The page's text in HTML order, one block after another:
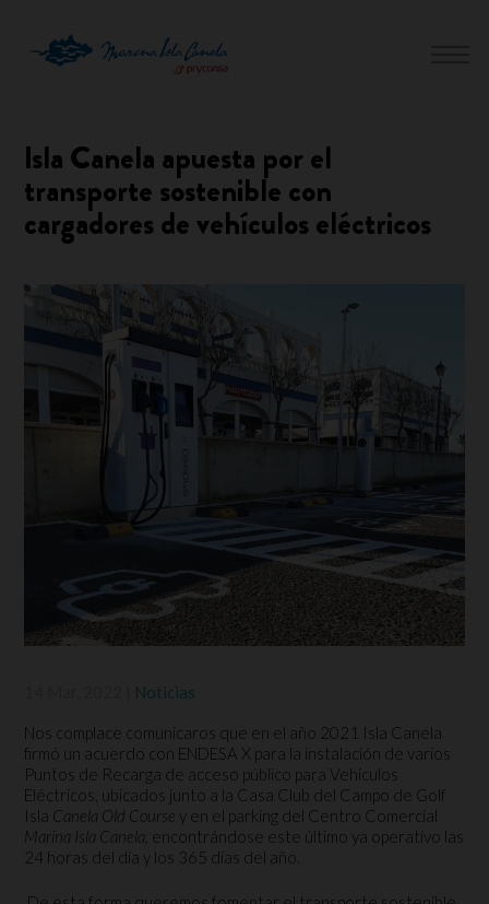
Isla Canela apuesta por el
transporte sostenible con
cargadores de vehículos eléctricos
Noticias
Nos complace comunicaros que en el año 2021 Isla Canela
firmó un acuerdo con ENDESA X para la instalación de varios
Puntos de Recarga de acceso público para Vehículos
Eléctricos, ubicados junto a la Casa Club del Campo de Golf
Isla Canela Old Course y en el parking del Centro Comercial
Marina Isla Canela, encontrándose este último ya operativo las
24 horas del día y los 365 días del año.